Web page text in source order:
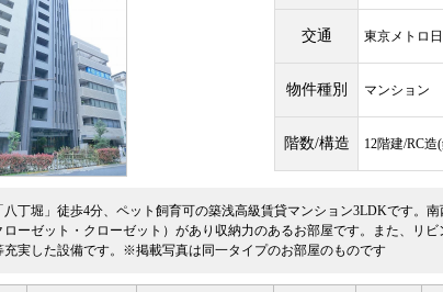
交通 東京メトロ
物件種別 マンション
階数/構造 12階建/RC
八丁堀」徒歩4分、ペット飼育可の築浅高級賃貸マンション3LDKです。
ローゼット・クローゼット）があり収納力のあるお部屋です。また、リ
充実した設備です。※掲載写真は同一タイプのお部屋のものです